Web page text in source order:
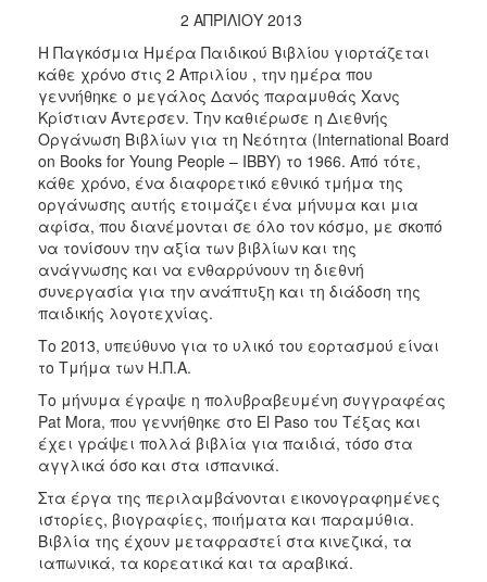
2 ΑΠΡΙΛΙΟΥ 2013
Η Παγκόσμια Ημέρα Παιδικού Βιβλίου γιορτάζεται
κάθε χρόνο στις 2 Απριλίου , την ημέρα που
γεννήθηκε ο μεγάλος Δανός παραμυθάς Χανς
Κρίστιαν Άντερσεν. Την καθιέρωσε η Διεθνής
Οργάνωση Βιβλίων για τη Νεότητα (Ιnternational Board
on Books for Young People – ΙΒΒΥ) το 1966. Από τότε,
κάθε χρόνο, ένα διαφορετικό εθνικό τμήμα της
οργάνωσης αυτής ετοιμάζει ένα μήνυμα και μια
αφίσα, που διανέμονται σε όλο τον κόσμο, με σκοπό
να τονίσουν την αξία των βιβλίων και της
ανάγνωσης και να ενθαρρύνουν τη διεθνή
συνεργασία για την ανάπτυξη και τη διάδοση της
παιδικής λογοτεχνίας.
Το 2013, υπεύθυνο για το υλικό του εορτασμού είναι
το Τμήμα των Η.Π.Α.
Το μήνυμα έγραψε η πολυβραβευμένη συγγραφέας
Pat Mora, που γεννήθηκε στο El Paso του Τέξας και
έχει γράψει πολλά βιβλία για παιδιά, τόσο στα
αγγλικά όσο και στα ισπανικά.
Στα έργα της περιλαμβάνονται εικονογραφημένες
ιστορίες, βιογραφίες, ποιήματα και παραμύθια.
Βιβλία της έχουν μεταφραστεί στα κινεζικά, τα
ιαπωνικά, τα κορεατικά και τα αραβικά.